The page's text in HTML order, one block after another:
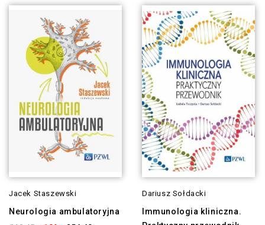
Jacek Staszewski
Neurologia ambulatoryjna
Dariusz Sołdacki
Immunologia kliniczna.